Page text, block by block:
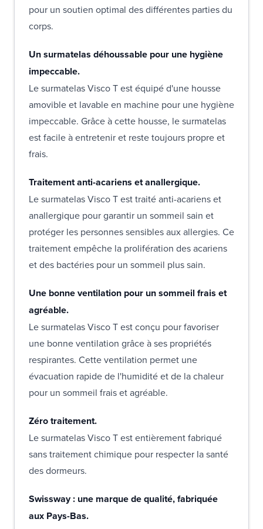
pour un soutien optimal des différentes parties du
corps.
Un surmatelas déhoussable pour une hygiène
impeccable.
Le surmatelas Visco T est équipé d'une housse
amovible et lavable en machine pour une hygiène
impeccable. Grâce à cette housse, le surmatelas
est facile à entretenir et reste toujours propre et
frais.
Traitement anti-acariens et anallergique.
Le surmatelas Visco T est traité anti-acariens et
anallergique pour garantir un sommeil sain et
protéger les personnes sensibles aux allergies. Ce
traitement empêche la prolifération des acariens
et des bactéries pour un sommeil plus sain.
Une bonne ventilation pour un sommeil frais et
agréable.
Le surmatelas Visco T est conçu pour favoriser
une bonne ventilation grâce à ses propriétés
respirantes. Cette ventilation permet une
évacuation rapide de l'humidité et de la chaleur
pour un sommeil frais et agréable.
Zéro traitement.
Le surmatelas Visco T est entièrement fabriqué
sans traitement chimique pour respecter la santé
des dormeurs.
Swissway : une marque de qualité, fabriquée
aux Pays-Bas.